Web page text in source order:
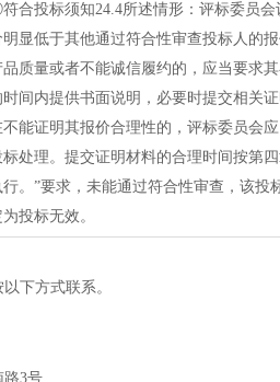
合投标须知24.4所述情形：评标委员会
明显低于其他通过符合性审查投标人的
品质量或者不能诚信履约的，应当要求
时间内提供书面说明，必要时提交相关
不能证明其报价合理性的，评标委员会
标处理。提交证明材料的合理时间按第
行。”要求，未能通过符合性审查，该投
为投标无效。
下方式联系。
路3号